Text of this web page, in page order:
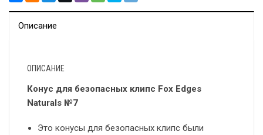
Описание
ОПИСАНИЕ
Конус для безопасных клипс Fox Edges
Naturals №7
Это конусы для безопасных клипс были